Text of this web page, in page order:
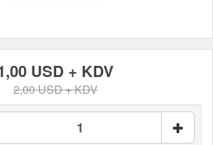
USD + KDV
2,00 USD + KDV